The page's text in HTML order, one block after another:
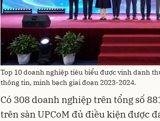
Top 10 doanh nghiệp tiêu biểu được vinh danh
thông tin, minh bạch giai đoạn 2023-2024.
Có 308 doanh nghiệp trên tổng số
trên sàn UPCoM đủ điều kiện được